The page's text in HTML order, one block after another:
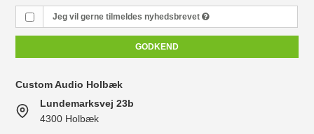
Jeg vil gerne tilmeldes nyhedsbrevet
GODKEND
Custom Audio Holbæk
Lundemarksvej 23b
4300 Holbæk